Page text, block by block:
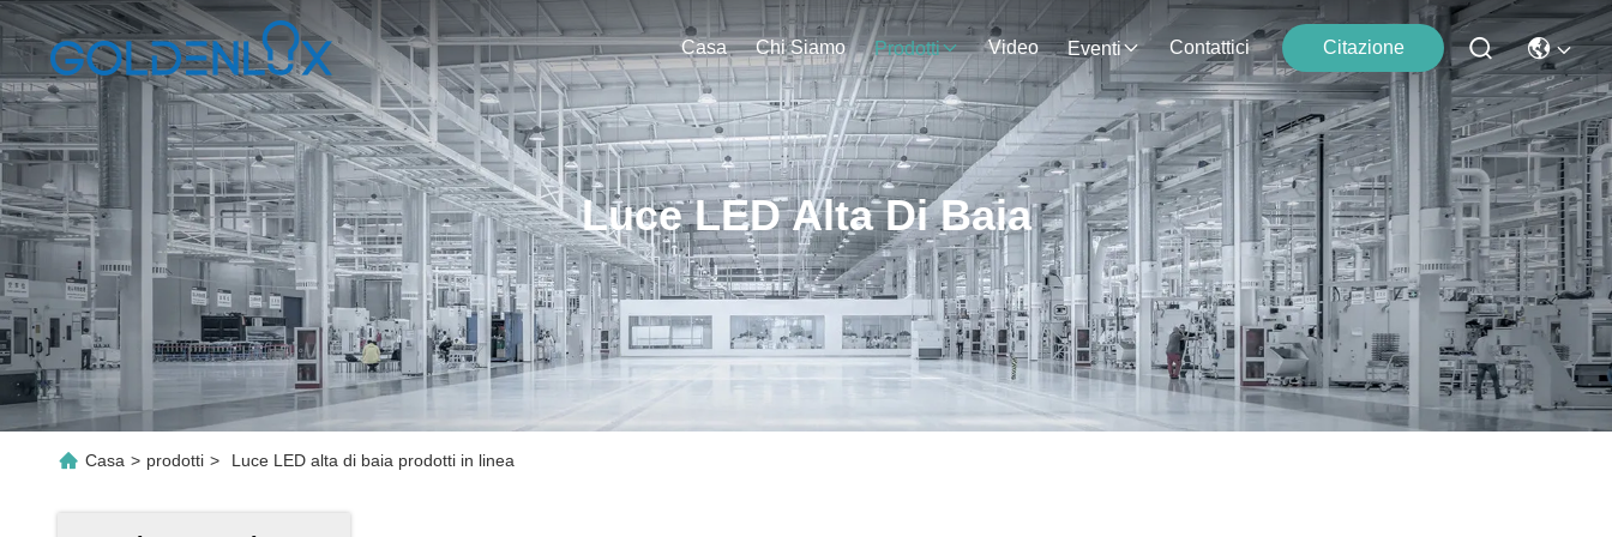
Casa Chi Siamo Prodotti Video Eventi Contattici Citazione
Luce LED Alta Di Baia
Casa > prodotti > Luce LED alta di baia prodotti in linea